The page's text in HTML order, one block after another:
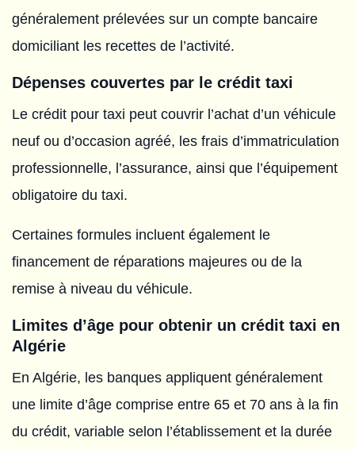
généralement prélevées sur un compte bancaire
domiciliant les recettes de l’activité.
Dépenses couvertes par le crédit taxi
Le crédit pour taxi peut couvrir l’achat d’un véhicule
neuf ou d’occasion agréé, les frais d’immatriculation
professionnelle, l’assurance, ainsi que l’équipement
obligatoire du taxi.
Certaines formules incluent également le
financement de réparations majeures ou de la
remise à niveau du véhicule.
Limites d’âge pour obtenir un crédit taxi en
Algérie
En Algérie, les banques appliquent généralement
une limite d’âge comprise entre 65 et 70 ans à la fin
du crédit, variable selon l’établissement et la durée